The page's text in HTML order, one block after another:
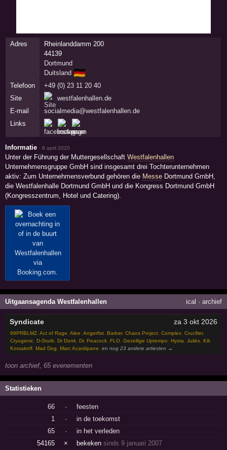
Adres
Rheinlanddamm 200
44139
Dortmund
Duitsland 🇩🇪
Telefoon
+49 (0) 23 11 20 40
Site
westfalenhallen.de
E-mail
socialmedia@westfalenhallen.de
Links
Informatie ·8 april 2020
Unter der Führung der MuttergesellschaftWestfalenhallen
Unternehmensgruppe GmbH sind insgesamt drei Tochterunternehmen
aktiv: Zum Unternehmensverbund gehören die Messe Dortmund GmbH,
die Westfalenhalle Dortmund GmbH und die Kongress Dortmund GmbH
(Kongresszentrum, Hotel und Catering).
Uitgaansagenda Westfalenhallen ical · archief
Syndicate za 3 okt 2026
99PRBLMZ,Act of Rage,Alee,Angerfist, Barber,Chaos Project,Complex,Crucifier,
Cryogenic, D-Sturb, Dr Donk, Dr. Peacock, FLO,Gezellige Uptempo, Hysta,Juliëx, Kili,
Korsakoff, Mad Dog, Marc Acardipane,en nog 23 andere artiesten →
toon archief, 65 evenementen
Statistieken
66 ·
feesten
1
·
in de toekomst
65
·
in het verleden
54165
× bekekensinds 9 januari 2007